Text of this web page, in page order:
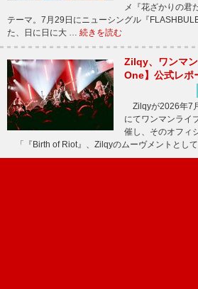
メ『花ざかりの君
テーマ。7月29日にニューシングル『
た、日に日に大 … 続きを読む
Zilqy、ワンマ
One】公式レポ
Zilqyが2026年7
にてワンマンライ
催し、そのオフィ
「『Birth of Riot』、Zilqyのムーヴメントとし